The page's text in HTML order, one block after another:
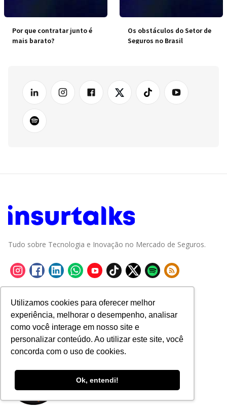
Utilizamos cookies para oferecer melhor
experiência, melhorar o desempenho, analisar
como você interage em nosso site e
personalizar conteúdo. Ao utilizar este site, você
concorda com o uso de cookies.
Ok, entendi!
Por que contratar junto é
mais barato?
Os obstáculos do Setor de
Seguros no Brasil
Tudo sobre Tecnologia e Inovação no Mercado de Seguros.